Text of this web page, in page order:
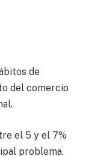
de
del comercio
el 5 y el 7%
problema.